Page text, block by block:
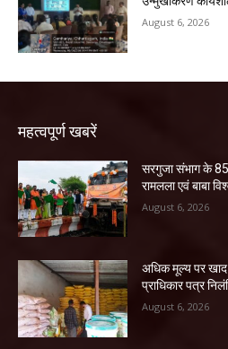
August 6, 2026
महत्वपूर्ण खबरें
सरगुजा संभाग के
रामलला एवं बाबा
August 6, 2026
अधिक मूल्य पर
प्राधिकार पत्र
August 6, 2026